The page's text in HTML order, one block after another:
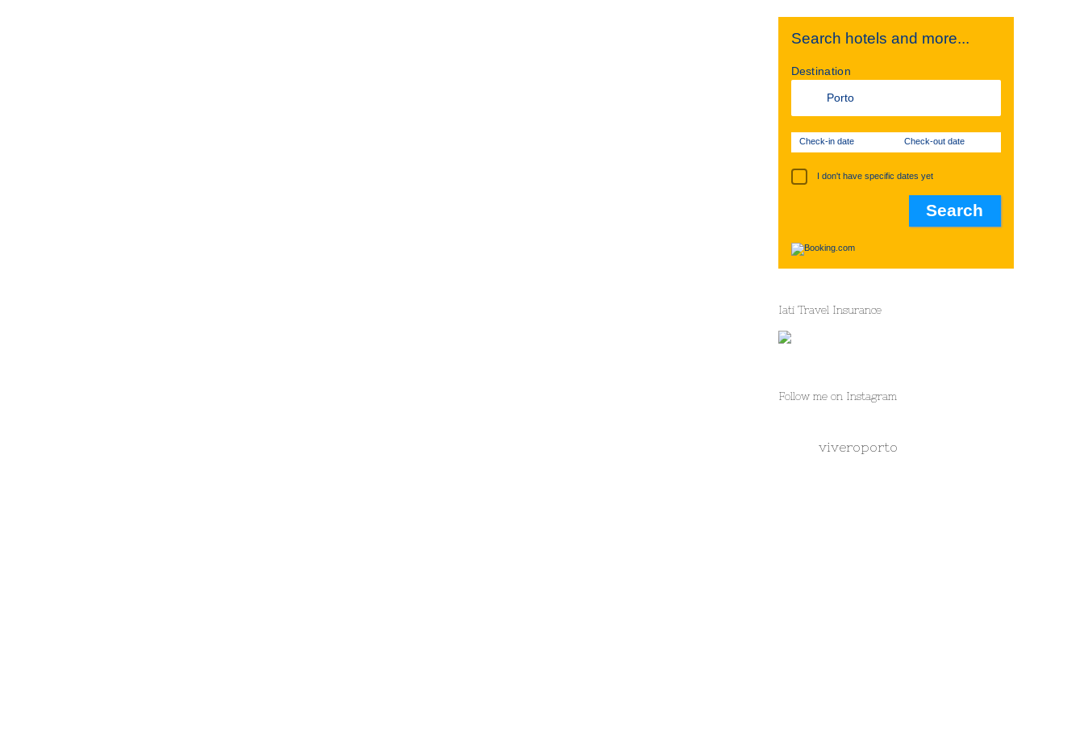
Search hotels and more...
Destination
Check-in date Check-out date
I don't have specific dates yet
Iati Travel Insurance
Follow me on Instagram
viveroporto